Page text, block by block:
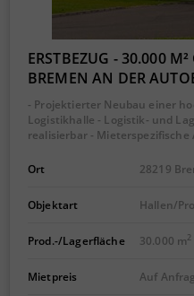
ERSTBEZUG - 30.000
BREMEN AN DER
- Projektierter Neubau einer
Logistikhalle - Logistik- und
realisierbar -
Ort 28219
Objektart Hallen/
Prod.-/Lagerfläche 30.000 m2
Mietpreis Auf